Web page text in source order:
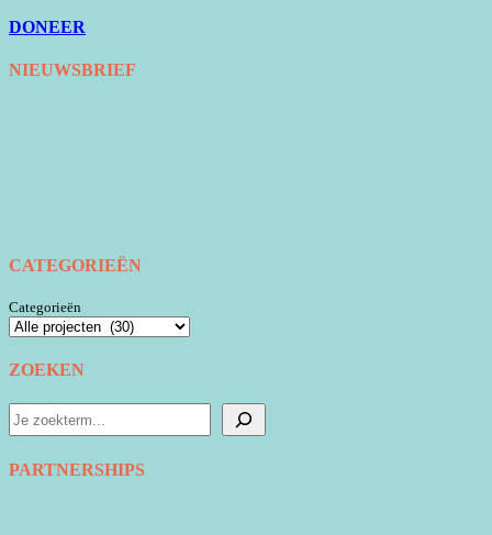
DONEER
NIEUWSBRIEF
CATEGORIEËN
Categorieën
ZOEKEN
Zoeken
PARTNERSHIPS